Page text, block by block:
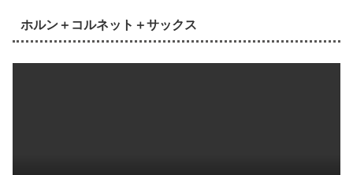
ホルン＋コルネット＋サックス